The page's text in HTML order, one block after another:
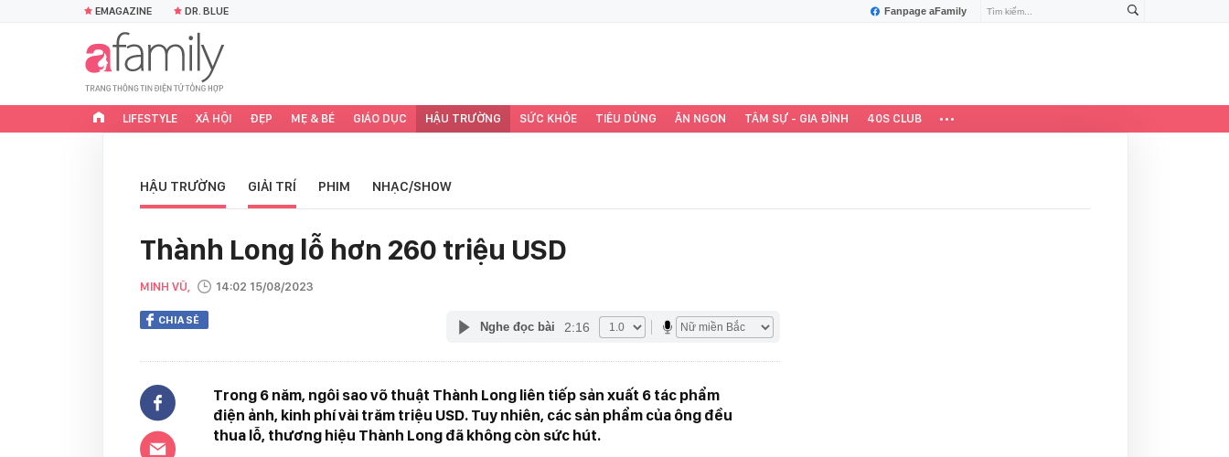
Fanpage aFamily
EMAGAZINE DR. BLUE
LIFESTYLE XÃ HỘI ĐẸP MẸ & BÉ GIÁO DỤC HẬU TRƯỜNG SỨC KHỎE TIÊU DÙNG ĂN NGON TÂM SỰ - GIA ĐÌNH 40S CLUB
HẬU TRƯỜNG GIẢI TRÍ PHIM NHẠC/SHOW
Thành Long lỗ hơn 260 triệu USD
MINH VŨ, 14:02 15/08/2023
CHIA SẺ Nghe đọc bài 2:16
Trong 6 năm, ngôi sao võ thuật Thành Long liên tiếp sản xuất 6 tác phẩm
điện ảnh, kinh phí vài trăm triệu USD. Tuy nhiên, các sản phẩm của ông đều
thua lỗ, thương hiệu Thành Long đã không còn sức hút.